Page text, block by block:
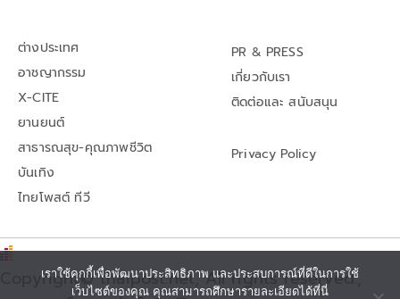
ต่างประเทศ
อาชญากรรม
X-CITE
ยานยนต์
สาธารณสุข-คุณภาพชีวิต
บันเทิง
ไทยโพสต์ ทีวี
PR & PRESS
เกี่ยวกับเรา
ติดต่อและ สนับสนุน
Privacy Policy
Copyright© thaipost.net, All rights reserved.,
เราใช้คุกกี้เพื่อพัฒนาประสิทธิภาพ และประสบการณ์ที่ดีในการใช้
เว็บไซต์ของคุณ คุณสามารถศึกษารายละเอียดได้ที่นี่